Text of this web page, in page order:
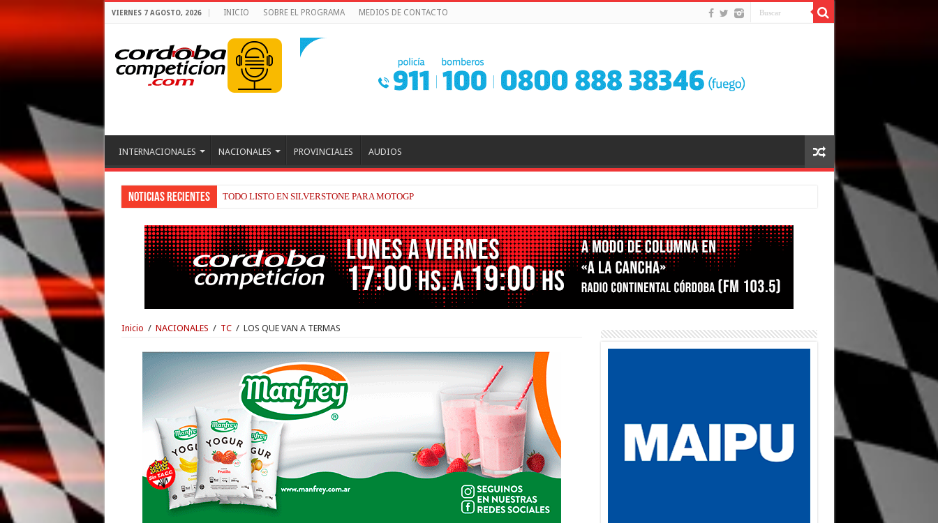
VIERNES 7 AGOSTO, 2026 INICIO SOBRE EL PROGRAMA MEDIOS DE CONTACTO
INTERNACIONALES NACIONALES PROVINCIALES AUDIOS
Noticias recientes BRIATORE BUSCA EXPLICACIONES DE POR QUÉ AÚN ALPINE NO HA PODIDO GANAR
Inicio / NACIONALES / TC / LOS QUE VAN A TERMAS